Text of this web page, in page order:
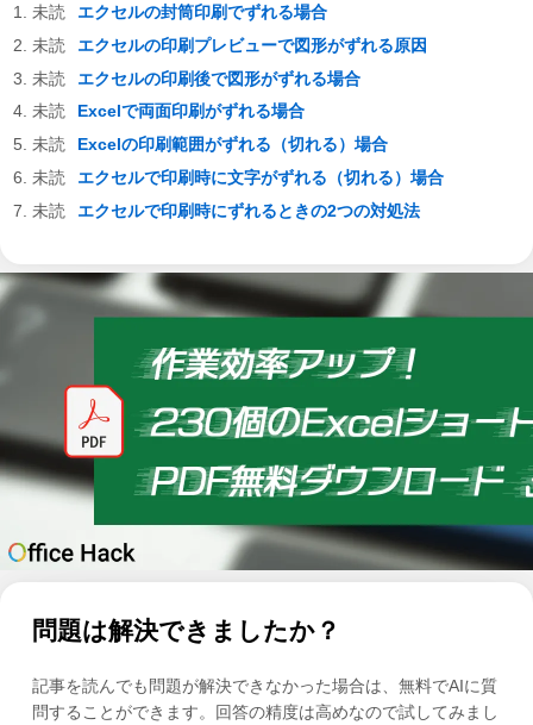
エクセルの封筒印刷でずれる場合
エクセルの印刷プレビューで図形がずれる原因
エクセルの印刷後で図形がずれる場合
Excelで両面印刷がずれる場合
Excelの印刷範囲がずれる（切れる）場合
エクセルで印刷時に文字がずれる（切れる）場合
エクセルで印刷時にずれるときの2つの対処法
問題は解決できましたか？
記事を読んでも問題が解決できなかった場合は、無料でAIに質
問することができます。回答の精度は高めなので試してみまし